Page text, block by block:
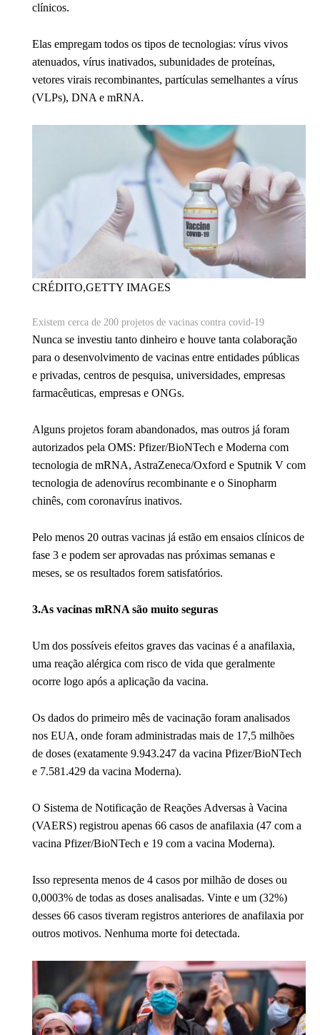
clínicos.
Elas empregam todos os tipos de tecnologias: vírus vivos
atenuados, vírus inativados, subunidades de proteínas,
vetores virais recombinantes, partículas semelhantes a vírus
(VLPs), DNA e mRNA.
CRÉDITO,GETTY IMAGES
Existem cerca de 200 projetos de vacinas contra covid-19
Nunca se investiu tanto dinheiro e houve tanta colaboração
para o desenvolvimento de vacinas entre entidades públicas
e privadas, centros de pesquisa, universidades, empresas
farmacêuticas, empresas e ONGs.
Alguns projetos foram abandonados, mas outros já foram
autorizados pela OMS: Pfizer/BioNTech e Moderna com
tecnologia de mRNA, AstraZeneca/Oxford e Sputnik V com
tecnologia de adenovírus recombinante e o Sinopharm
chinês, com coronavírus inativos.
Pelo menos 20 outras vacinas já estão em ensaios clínicos de
fase 3 e podem ser aprovadas nas próximas semanas e
meses, se os resultados forem satisfatórios.
3.As vacinas mRNA são muito seguras
Um dos possíveis efeitos graves das vacinas é a anafilaxia,
uma reação alérgica com risco de vida que geralmente
ocorre logo após a aplicação da vacina.
Os dados do primeiro mês de vacinação foram analisados ​​
nos EUA, onde foram administradas mais de 17,5 milhões
de doses (exatamente 9.943.247 da vacina Pfizer/BioNTech
e 7.581.429 da vacina Moderna).
O Sistema de Notificação de Reações Adversas à Vacina
(VAERS) registrou apenas 66 casos de anafilaxia (47 com a
vacina Pfizer/BioNTech e 19 com a vacina Moderna).
Isso representa menos de 4 casos por milhão de doses ou
0,0003% de todas as doses analisadas. Vinte e um (32%)
desses 66 casos tiveram registros anteriores de anafilaxia por
outros motivos. Nenhuma morte foi detectada.